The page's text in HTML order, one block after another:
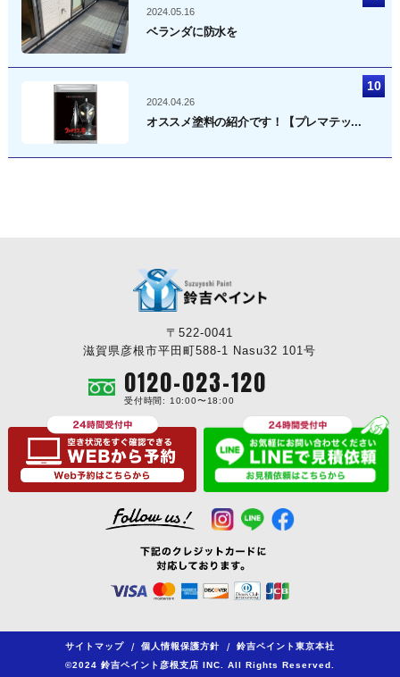
2024.05.16
ベランダに防水を
2024.04.26
オススメ塗料の紹介です！【プレマテッ...
〒522-0041
滋賀県彦根市平田町588-1 Nasu32 101号
0120-023-120
受付時間: 10:00〜18:00
サイトマップ / 個人情報保護方針 /
鈴吉ペイント東京本社
©2024 鈴吉ペイント彦根支店 INC. All Rights Reserved.